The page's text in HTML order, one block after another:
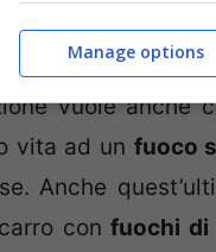
dei
delle treschegge
vuole anche
vita ad un fuoco
Anche
con fuochi
Manage options